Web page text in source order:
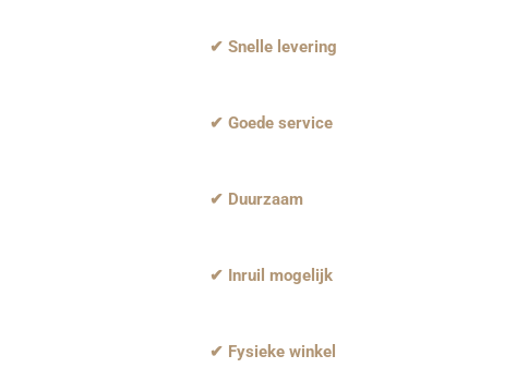
✔ Snelle levering
✔ Goede service
✔ Duurzaam
✔ Inruil mogelijk
✔ Fysieke winkel